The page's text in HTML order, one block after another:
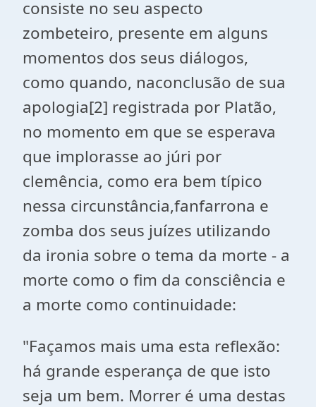
consiste no seu aspecto
zombeteiro, presente em alguns
momentos dos seus diálogos,
como quando, naconclusão de sua
apologia[2] registrada por Platão,
no momento em que se esperava
que implorasse ao júri por
clemência, como era bem típico
nessa circunstância,fanfarrona e
zomba dos seus juízes utilizando
da ironia sobre o tema da morte - a
morte como o fim da consciência e
a morte como continuidade:
"Façamos mais uma esta reflexão:
há grande esperança de que isto
seja um bem. Morrer é uma destas